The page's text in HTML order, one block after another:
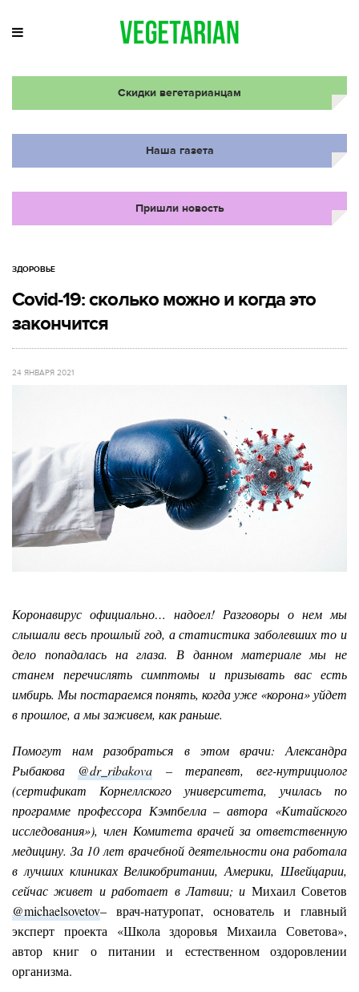
Скидки вегетарианцам
Наша газета
Пришли новость
ЗДОРОВЬЕ
Covid-19: сколько можно и когда это
закончится
24 ЯНВАРЯ 2021
Коронавирус официально… надоел! Разговоры о нем мы
слышали весь прошлый год, а статистика заболевших то и
дело попадалась на глаза. В данном материале мы не
станем перечислять симптомы и призывать вас есть
имбирь. Мы постараемся понять, когда уже «корона» уйдет
в прошлое, а мы заживем, как раньше.
Помогут нам разобраться в этом врачи: Александра
Рыбакова @dr_ ribakova
– терапевт, вег-нутрициолог
(сертификат Корнеллского университета, училась по
программе профессора Кэмпбелла – автора «Китайского
исследования»), член Комитета врачей за ответственную
медицину. За 10 лет врачебной деятельности она работала
в лучших клиниках Великобритании, Америки, Швейцарии,
сейчас живет и работает в Латвии; и Михаил Советов
@michaelsovetov– врач-натуропат, основатель и главный
эксперт проекта «Школа здоровья Михаила Советова»,
автор книг о питании и естественном оздоровлении
организма.